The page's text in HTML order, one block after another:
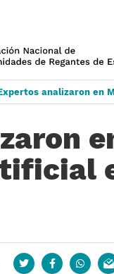
analizaron en
TwitterFacebook